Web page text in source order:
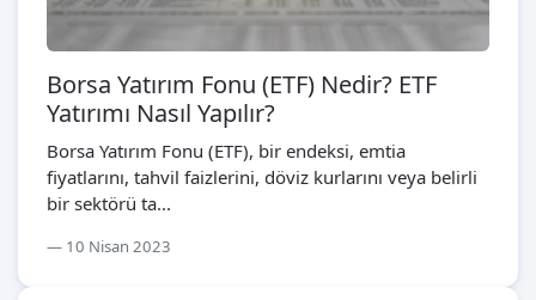
Borsa Yatırım Fonu (ETF) Nedir? ETF
Yatırımı Nasıl Yapılır?
Borsa Yatırım Fonu (ETF), bir endeksi, emtia
fiyatlarını, tahvil faizlerini, döviz kurlarını veya belirli
bir sektörü ta...
10 Nisan 2023